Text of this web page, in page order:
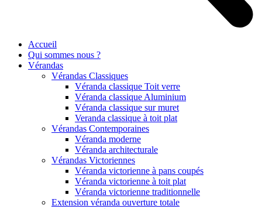
Accueil
Qui sommes nous ?
Vérandas
Vérandas Classiques
Véranda classique Toit verre
Véranda classique Aluminium
Véranda classique sur muret
Veranda classique à toit plat
Vérandas Contemporaines
Véranda moderne
Véranda architecturale
Vérandas Victoriennes
Véranda victorienne à pans coupés
Véranda victorienne à toit plat
Véranda victorienne traditionnelle
Extension véranda ouverture totale